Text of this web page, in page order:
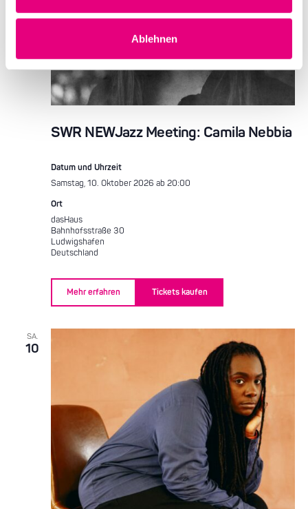
Ablehnen
SWR NEWJazz Meeting: Camila Nebbia
Datum und Uhrzeit
Samstag, 10. Oktober 2026 ab 20:00
Ort
dasHaus
Bahnhofsstraße 30
Ludwigshafen
Deutschland
Mehr erfahren Tickets kaufen
SA.
10